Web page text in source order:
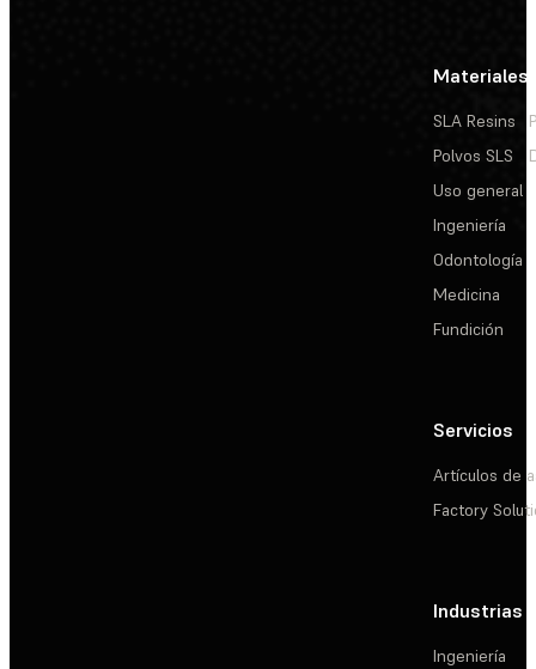
Materiales
SLA Resins
Polvos SLS
Uso general
Ingeniería
Odontología
Medicina
Fundición
Servicios
Artículos de
Factory
Industrias
Ingeniería